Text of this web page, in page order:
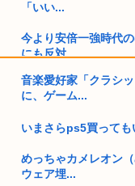
「いい...
今より安倍一強時代
にも反対...
女さんビッパーきてくれお
年内高市...
童貞大学生ワイ、バ
音楽愛好家「クラシ
に、ゲーム...
いまさらps5買っても
めっちゃカメレオン
ウェア埋...